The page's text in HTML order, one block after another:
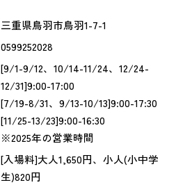
三重県鳥羽市鳥羽1-7-1
0599252028
[9/1-9/12、10/14-11/24、12/24-
12/31]9:00-17:00
[7/19-8/31、9/13-10/13]9:00-17:30
[11/25-13/23]9:00-16:30
※2025年の営業時間
[入場料]大人1,650円、小人(小中学
生)820円